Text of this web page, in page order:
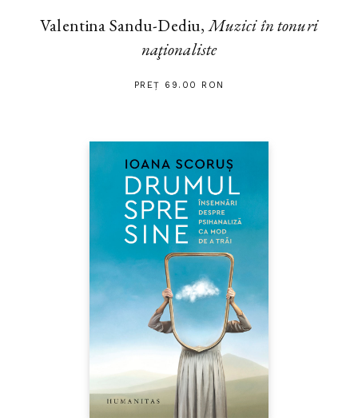
Valentina Sandu-Dediu,Muzici în tonuri
naţionaliste
PREȚ 69.00 RON